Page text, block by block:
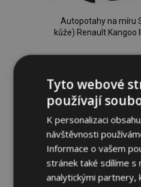
Autopotahy na míru
kůže) Renault Kangoo
Přidat Do
Tyto webové
používají
K personalizaci
návštěvnosti
Informace o vašem
stránek také sdílíme s
analytickými partnery,